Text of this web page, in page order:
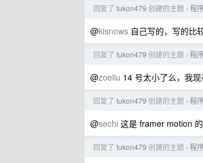
回复了 tukon479 创建的主题 › 程
@kisnows 自己写的，写的比
回复了 tukon479 创建的主题 › 程
@zoeliu 14 号太小了么，我
回复了 tukon479 创建的主题 › 程
@sechi 这是 framer motion
回复了 tukon479 创建的主题 › 程